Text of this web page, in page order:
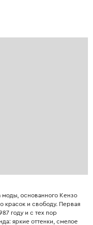
моды, основанного Кензо
красок и свободу. Первая
году и с тех пор
яркие оттенки, смелое